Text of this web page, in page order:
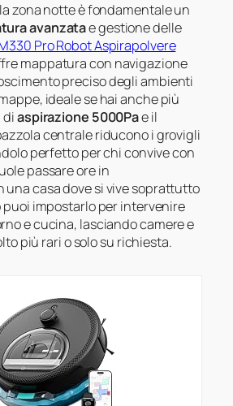
zona notte è fondamentale un
avanzatae gestione delle
Pro Robot Aspirapolvere
mappatura con navigazione
preciso degli ambienti
ideale se hai anche più
diaspirazione 5000Pae il
centrale riducono i grovigli
perfetto per chi convive con
passare ore in
una casa dove si vive soprattutto
puoi impostarlo per intervenire
e cucina, lasciando camere e
più rari o solo su richiesta.